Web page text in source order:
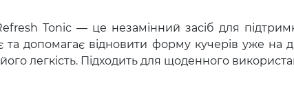
Tonic — це незамінний засіб для
допомагає відновити форму кучерів уже на
легкість. Підходить для щоденного